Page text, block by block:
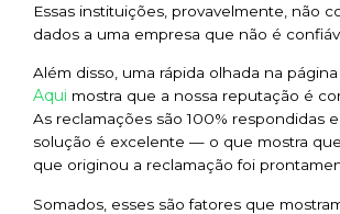
Essas instituições, provavelmente, não
dados a uma empresa que não é
Além disso, uma rápida olhada na
Aqui mostra que a nossa reputação é
As reclamações são 100% respondidas
solução é excelente — o que mostra
que originou a reclamação foi
Somados, esses são fatores que